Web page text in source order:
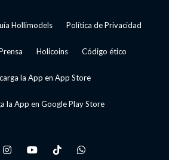
Hollimodels Política de Privacidad
Holicoins Código ético
la App en App Store
la App en Google Play Store